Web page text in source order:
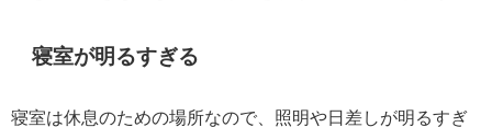
寝室が明るすぎる
寝室は休息のための場所なので、照明や日差しが明るすぎ